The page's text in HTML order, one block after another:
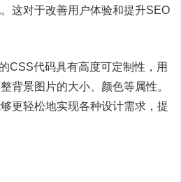
这对于改善用户体验和提升SEO
CSS代码具有高度可定制性，用
背景图片的大小、颜色等属性。
更轻松地实现各种设计需求，提